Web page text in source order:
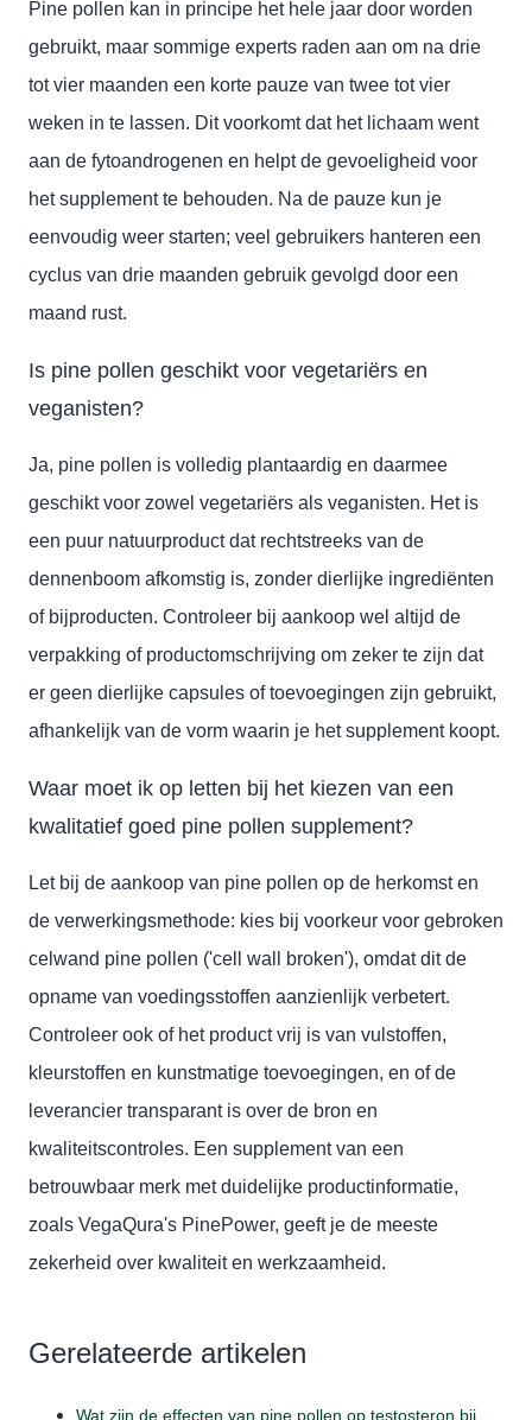
Pine pollen kan in principe het hele jaar door worden
gebruikt, maar sommige experts raden aan om na drie
tot vier maanden een korte pauze van twee tot vier
weken in te lassen. Dit voorkomt dat het lichaam went
aan de fytoandrogenen en helpt de gevoeligheid voor
het supplement te behouden. Na de pauze kun je
eenvoudig weer starten; veel gebruikers hanteren een
cyclus van drie maanden gebruik gevolgd door een
maand rust.
Is pine pollen geschikt voor vegetariërs en
veganisten?
Ja, pine pollen is volledig plantaardig en daarmee
geschikt voor zowel vegetariërs als veganisten. Het is
een puur natuurproduct dat rechtstreeks van de
dennenboom afkomstig is, zonder dierlijke ingrediënten
of bijproducten. Controleer bij aankoop wel altijd de
verpakking of productomschrijving om zeker te zijn dat
er geen dierlijke capsules of toevoegingen zijn gebruikt,
afhankelijk van de vorm waarin je het supplement koopt.
Waar moet ik op letten bij het kiezen van een
kwalitatief goed pine pollen supplement?
Let bij de aankoop van pine pollen op de herkomst en
de verwerkingsmethode: kies bij voorkeur voor gebroken
celwand pine pollen ('cell wall broken'), omdat dit de
opname van voedingsstoffen aanzienlijk verbetert.
Controleer ook of het product vrij is van vulstoffen,
kleurstoffen en kunstmatige toevoegingen, en of de
leverancier transparant is over de bron en
kwaliteitscontroles. Een supplement van een
betrouwbaar merk met duidelijke productinformatie,
zoals VegaQura's PinePower, geeft je de meeste
zekerheid over kwaliteit en werkzaamheid.
Gerelateerde artikelen
Wat zijn de effecten van pine pollen op testosteron bij